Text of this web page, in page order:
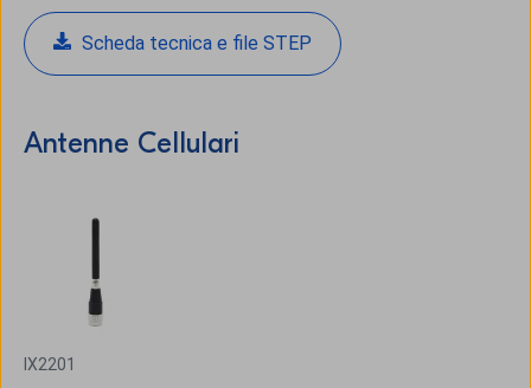
Scheda tecnica e file STEP
Antenne Cellulari
IX2201